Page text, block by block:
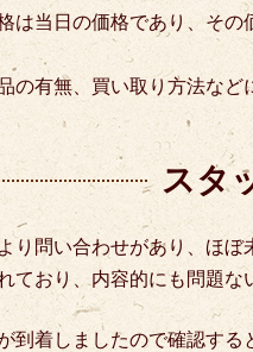
は当日の価格であり、その
の有無、買い取り方法など
スタ
り問い合わせがあり、ほぼ
ており、内容的にも問題な
到着しましたので確認す